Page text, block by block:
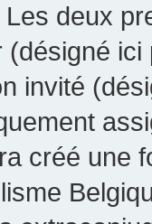
deux
invité
créé une